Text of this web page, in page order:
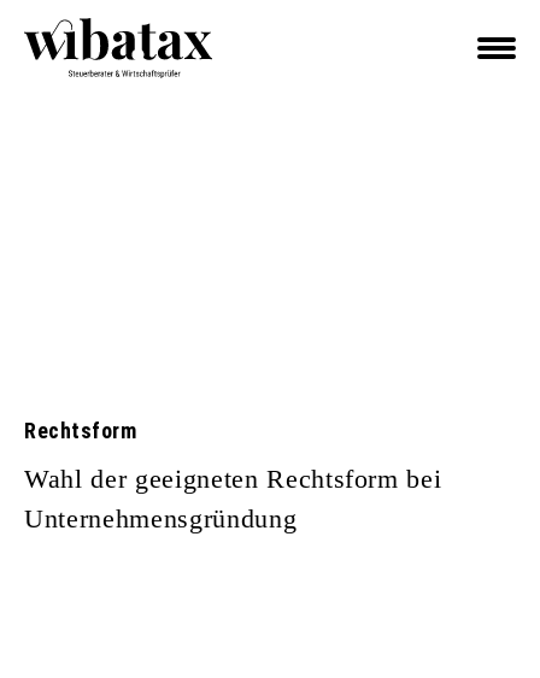
Rechtsform
Wahl der geeigneten Rechtsform bei
Unternehmensgründung